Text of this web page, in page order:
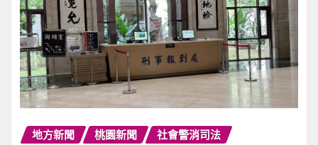
地方新聞 桃園新聞 社會警消司法